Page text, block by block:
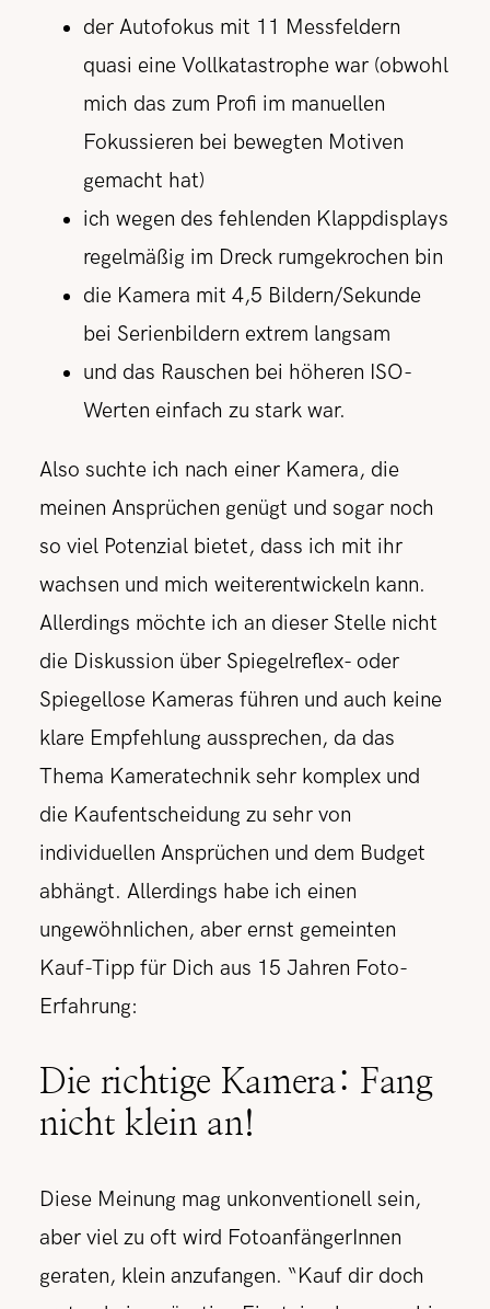
der Autofokus mit 11 Messfeldern
quasi eine Vollkatastrophe war (obwohl
mich das zum Profi im manuellen
Fokussieren bei bewegten Motiven
gemacht hat)
ich wegen des fehlenden Klappdisplays
regelmäßig im Dreck rumgekrochen bin
die Kamera mit 4,5 Bildern/Sekunde
bei Serienbildern extrem langsam
und das Rauschen bei höheren ISO-
Werten einfach zu stark war.
Also suchte ich nach einer Kamera, die
meinen Ansprüchen genügt und sogar noch
so viel Potenzial bietet, dass ich mit ihr
wachsen und mich weiterentwickeln kann.
Allerdings möchte ich an dieser Stelle nicht
die Diskussion über Spiegelreflex- oder
Spiegellose Kameras führen und auch keine
klare Empfehlung aussprechen, da das
Thema Kameratechnik sehr komplex und
die Kaufentscheidung zu sehr von
individuellen Ansprüchen und dem Budget
abhängt. Allerdings habe ich einen
ungewöhnlichen, aber ernst gemeinten
Kauf-Tipp für Dich aus 15 Jahren Foto-
Erfahrung:
Die richtige Kamera: Fang
nicht klein an!
Diese Meinung mag unkonventionell sein,
aber viel zu oft wird FotoanfängerInnen
geraten, klein anzufangen. “Kauf dir doch